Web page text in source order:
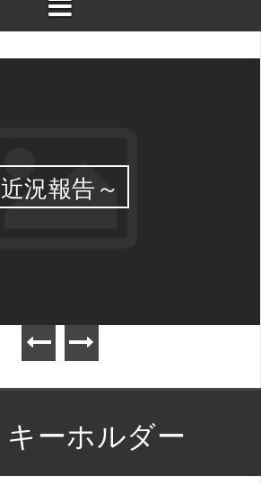
近況報告～
キーホルダー